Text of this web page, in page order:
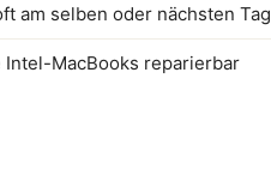
am selben oder nächsten Tag
Intel-MacBooks reparierbar